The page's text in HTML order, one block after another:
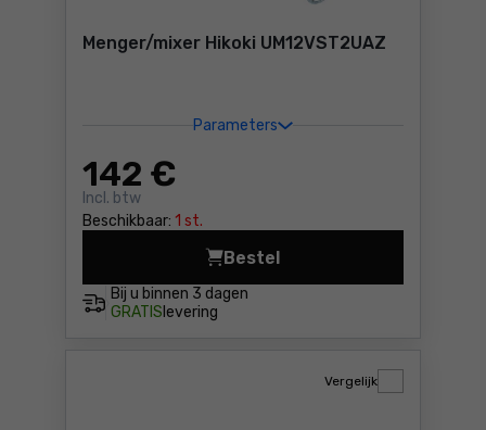
Menger/mixer Hikoki UM12VST2UAZ
Parameters
142 €
Incl. btw
Beschikbaar: 1 st.
Bij u binnen 3 dagen
GRATIS levering
Bestel
Menger/mixer Hikoki
Vergelijk